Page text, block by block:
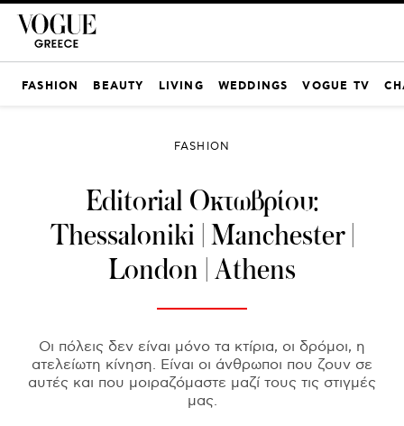
FASHION BEAUTY LIVING WEDDINGS VOGUE TV
FASHION
Editorial Οκτωβρίου:
Thessaloniki | Manchester |
London | Athens
Οι πόλεις δεν είναι μόνο τα κτίρια, οι δρόμοι, η
ατελείωτη κίνηση. Είναι οι άνθρωποι που ζουν σε
αυτές και που μοιραζόμαστε μαζί τους τις στιγμές
μας.